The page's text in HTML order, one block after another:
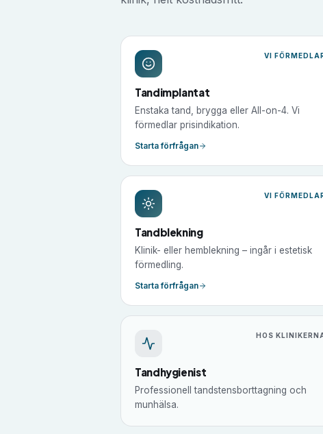
VI
Tandimplantat
Enstaka tand, brygga eller All-on-4. Vi
förmedlar prisindikation.
Starta förfrågan
VI
Tandblekning
Klinik- eller hemblekning – ingår i estetisk
förmedling.
Starta förfrågan
HOS
Tandhygienist
Professionell tandstensborttagning och
munhälsa.